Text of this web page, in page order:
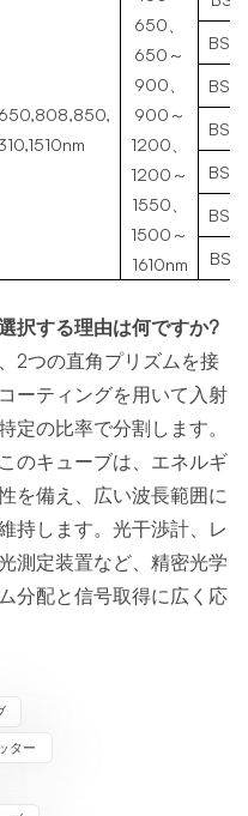
650、
650～
900、
900～
1200、
1200～
1550、
1500～
1610nm
択する理由は何ですか?
2つの直角プリズムを接
ーティングを用いて入射
定の比率で分割します。
のキューブは、エネルギ
を備え、広い波長範囲に
持します。光干渉計、レ
測定装置など、精密光学
分配と信号取得に広く応
ター